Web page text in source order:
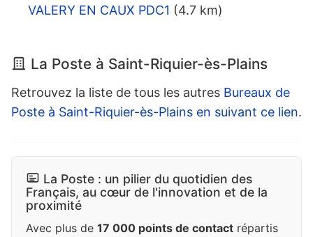
VALERY EN CAUX PDC1 (4.7 km)
La Poste à Saint-Riquier-ès-Plains
Retrouvez la liste de tous les autres Bureaux de
Poste à Saint-Riquier-ès-Plains en suivant ce lien.
La Poste : un pilier du quotidien des
Français, au cœur de l'innovation et de la
proximité
Avec plus de 17 000 points de contact répartis